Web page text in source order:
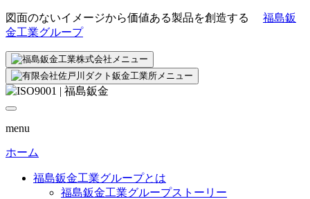
図面のないイメージから価値ある製品を創造する 福島鈑
金工業グループ
menu
ホーム
福島鈑金工業グループとは
福島鈑金工業グループストーリー